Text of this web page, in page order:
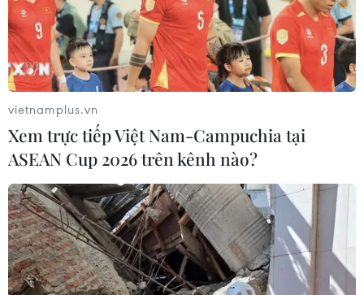
Lễ xuất quân Đoàn Thể thao Việt Nam
tham dự SEA Games 30
vietnamplus.vn
Xem trực tiếp Việt Nam-Campuchia tại
ASEAN Cup 2026 trên kênh nào?